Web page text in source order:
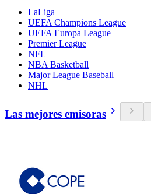
LaLiga
UEFA Champions League
UEFA Europa League
Premier League
NFL
NBA Basketball
Major League Baseball
NHL
Las mejores emisoras